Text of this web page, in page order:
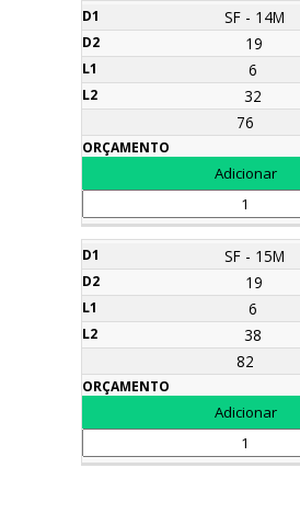
SF - 14M
19
6
32
76
SF - 15M
19
6
38
82